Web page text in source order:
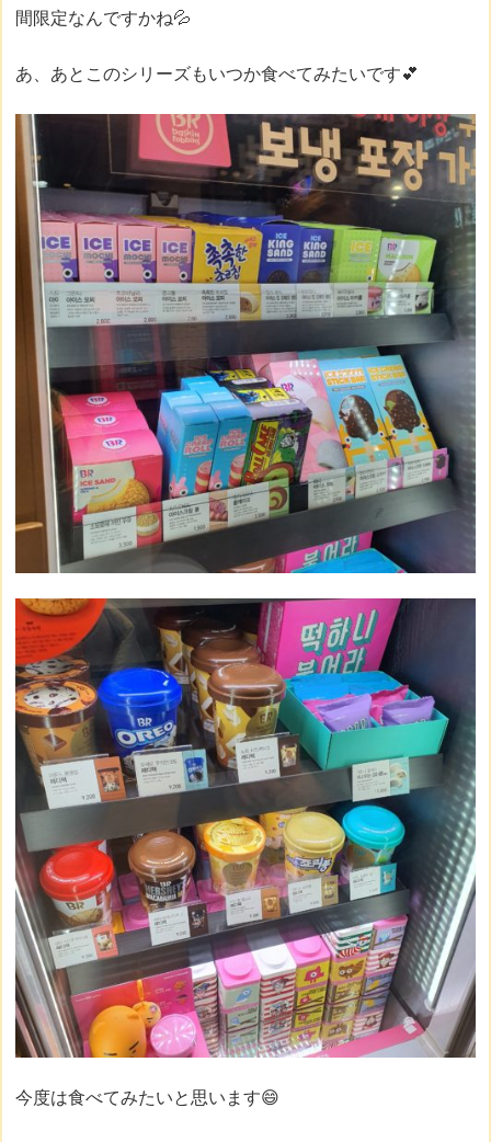
間限定なんですかね💦
あ、あとこのシリーズもいつか食べてみたいです💕
今度は食べてみたいと思います😄